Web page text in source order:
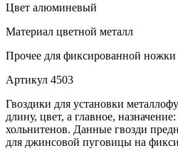
Цвет алюминевый
Материал цветной металл
Прочее для фиксированной ножки
Артикул 4503
Гвоздики для установки
длину, цвет, а главное,
хольнитенов. Данные гвозди
для джинсовой пуговицы на